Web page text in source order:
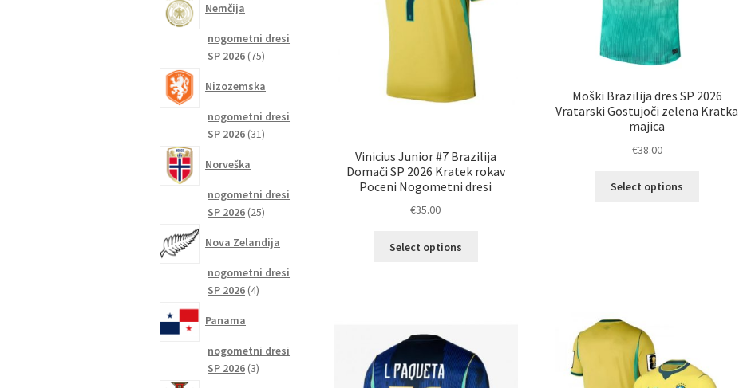
Vinicius Junior #7 Brazilija
Domači SP 2026 Kratek rokav
Poceni Nogometni dresi
€35.00
Select options
izberete
na
Moški Brazilija dres SP 2026
Vratarski Gostujoči zelena Kratka
majica
€38.00
Select options
Nemčija
nogometni dresi
SP 2026 7575
Nizozemska
nogometni dresi
SP 2026 3131
Norveška
nogometni dresi
SP 2026 2525
Nova Zelandija
nogometni dresi
SP 2026 44
Panama
nogometni dresi
SP 2026 33